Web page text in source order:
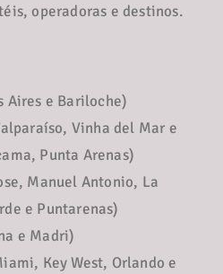
operadoras e destinos.
Aires e Bariloche)
Vinha del Mar e
Punta Arenas)
Manuel Antonio, La
e Puntarenas)
e Madri)
Key West, Orlando e